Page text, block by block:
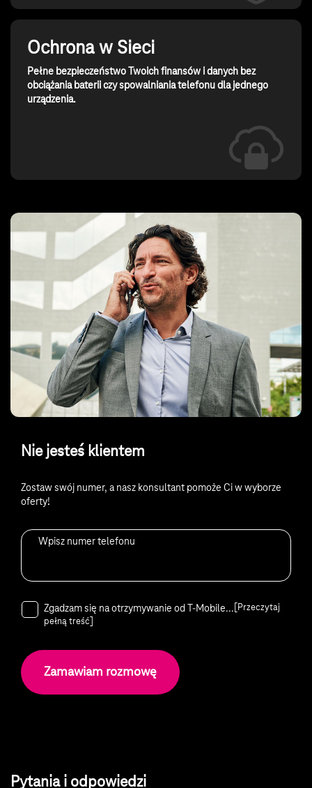
Ochrona w Sieci
Pełne bezpieczeństwo Twoich finansów i danych bez
obciążania baterii czy spowalniania telefonu dla jednego
urządzenia.
Nie jesteś klientem
Zostaw swój numer, a nasz konsultant pomoże Ci w wyborze
oferty!
Wpisz numer telefonu
Zgadzam się na otrzymywanie od T-Mobile... [Przeczytaj
pełną treść]
Zamawiam rozmowę
Pytania i odpowiedzi